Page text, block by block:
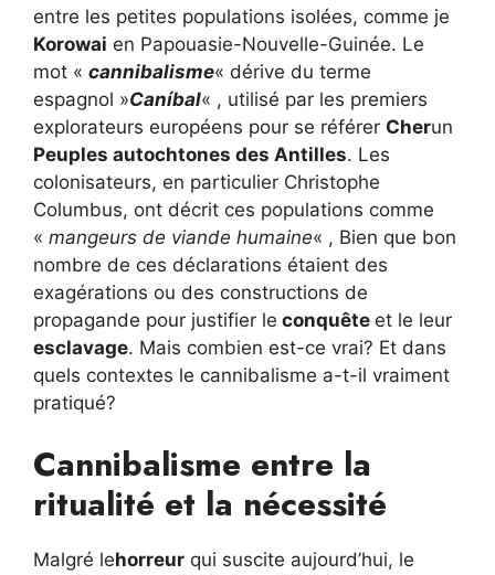
entre les petites populations isolées, comme je
Korowai en Papouasie-Nouvelle-Guinée. Le
mot « cannibalisme« dérive du terme
espagnol »Caníbal« , utilisé par les premiers
explorateurs européens pour se référer Cherun
Peuples autochtones des Antilles. Les
colonisateurs, en particulier Christophe
Columbus, ont décrit ces populations comme
« mangeurs de viande humaine« , Bien que bon
nombre de ces déclarations étaient des
exagérations ou des constructions de
propagande pour justifier le conquête et le leur
esclavage. Mais combien est-ce vrai? Et dans
quels contextes le cannibalisme a-t-il vraiment
pratiqué?
Cannibalisme entre la
ritualité et la nécessité
Malgré lehorreur qui suscite aujourd’hui, le